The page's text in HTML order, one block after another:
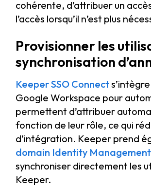
cohérente, d’attribuer un
l’accès lorsqu’il n’est plus
Provisionner les
synchronisation
Keeper SSO Connect
Google Workspace pour
permettent d’attribuer
fonction de leur rôle, ce qui
d’intégration. Keeper prend
domain Identity Management
synchroniser directement les
Keeper.